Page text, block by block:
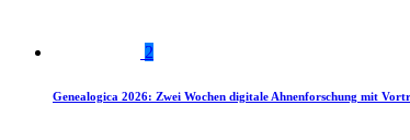
2
Genealogica 2026: Zwei Wochen digitale Ahnenforschung mit